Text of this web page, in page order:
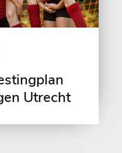
Utrecht